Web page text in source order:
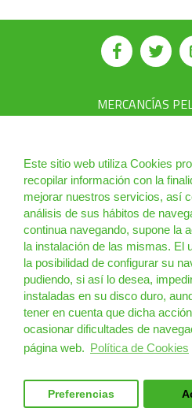
Este sitio web utiliza Cookies
recopilar información con la
mejorar nuestros servicios, así
análisis de sus hábitos de
continua navegando, supone la
la instalación de las mismas. El
la posibilidad de configurar su
pudiendo, si así lo desea,
instaladas en su disco duro,
tener en cuenta que dicha
ocasionar dificultades de
página web. Política de Cookies
Preferencias
MERCANCÍAS
PRODUCTOS
CURSOS
NOTICIAS
¿QUIÉNES
CONTACTO
Condiciones Generales